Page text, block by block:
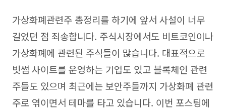
가상화폐관련주 총정리를 하기에 앞서 사설이 너무
길었던 점 죄송합니다. 주식시장에서도 비트코인이나
가상화폐에 관련된 주식들이 많습니다. 대표적으로
빗썸 사이트를 운영하는 기업도 있고 블록체인 관련
주들도 있으며 최근에는 보안주들까지 가상화폐 관련
주로 엮이면서 테마를 타고 있습니다. 이번 포스팅에